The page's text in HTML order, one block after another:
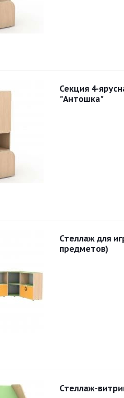
Секция 4-
"Антошка"
Стеллаж для
предметов)
Стеллаж-